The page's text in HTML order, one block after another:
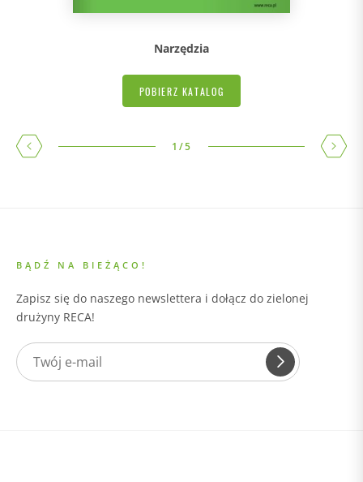
Narzędzia
POBIERZ KATALOG
1 /5
BĄDŹ NA BIEŻĄCO!
Zapisz się do naszego newslettera i dołącz do zielonej
drużyny RECA!